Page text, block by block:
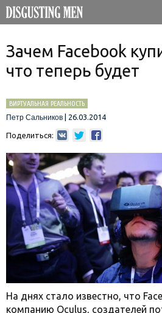
Зачем Facebook
что теперь будет
ВИРТУАЛЬНАЯ РЕАЛЬНОСТЬ
Петр Сальников
26.03.2014
Поделиться:
На днях стало известно, что
компанию Oculus, создателей